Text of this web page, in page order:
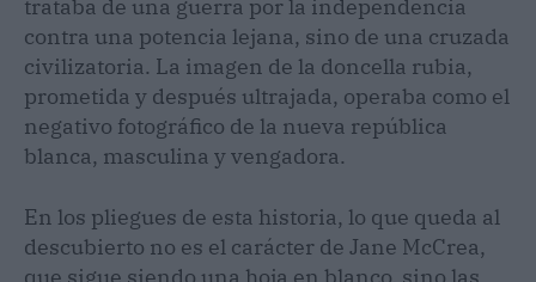
trataba de una guerra por la independencia
contra una potencia lejana, sino de una cruzada
civilizatoria. La imagen de la doncella rubia,
prometida y después ultrajada, operaba como el
negativo fotográfico de la nueva república
blanca, masculina y vengadora.
En los pliegues de esta historia, lo que queda al
descubierto no es el carácter de Jane McCrea,
que sigue siendo una hoja en blanco, sino las